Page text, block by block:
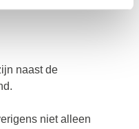
naast de
niet alleen